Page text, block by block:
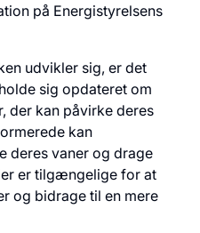
på Energistyrelsens
udvikler sig, er det
sig opdateret om
der kan påvirke deres
kan
deres vaner og drage
er tilgængelige for at
og bidrage til en mere